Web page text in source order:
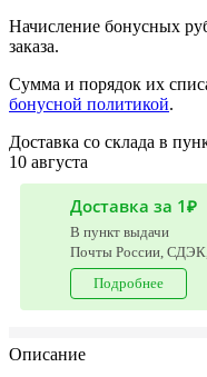
Начисление бонусных
заказа.
Сумма и порядок их
бонусной политикой.
Доставка со склада в
10 августа
Доставка за 1₽
В пункт выдачи
Почты России,
Подробнее
Описание